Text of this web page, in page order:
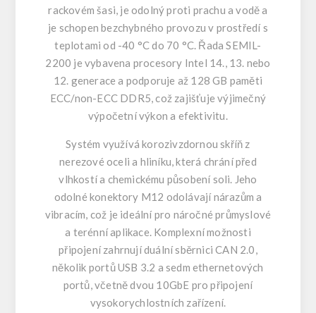
rackovém šasi, je odolný proti prachu a vodě a
je schopen bezchybného provozu v prostředí s
teplotami od -40 °C do 70 °C. Řada SEMIL-
2200 je vybavena procesory Intel 14., 13. nebo
12. generace a podporuje až 128 GB paměti
ECC/non-ECC DDR5, což zajišťuje výjimečný
výpočetní výkon a efektivitu.
Systém využívá korozivzdornou skříň z
nerezové oceli a hliníku, která chrání před
vlhkostí a chemickému působení soli. Jeho
odolné konektory M12 odolávají nárazům a
vibracím, což je ideální pro náročné průmyslové
a terénní aplikace. Komplexní možnosti
připojení zahrnují duální sběrnici CAN 2.0,
několik portů USB 3.2 a sedm ethernetových
portů, včetně dvou 10GbE pro připojení
vysokorychlostních zařízení.